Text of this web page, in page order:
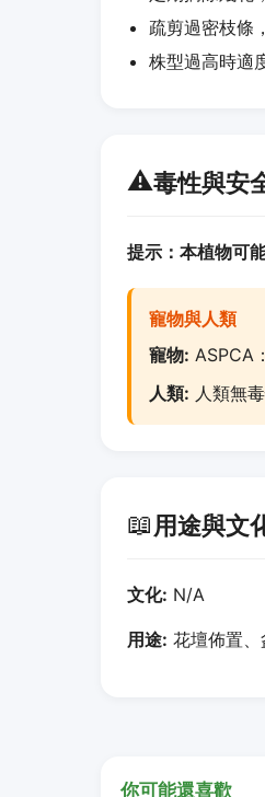
疏剪過密枝條
株型過高時適
⚠️毒性與安
提示：本植物可
寵物與人類
寵物: ASPCA
人類: 人類無
📖用途與文
文化: N/A
用途: 花壇佈置
你可能還喜歡